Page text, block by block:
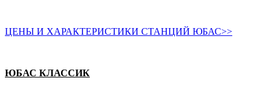
ЦЕНЫ И ХАРАКТЕРИСТИКИ СТАНЦИЙ ЮБАС>>
ЮБАС КЛАССИК